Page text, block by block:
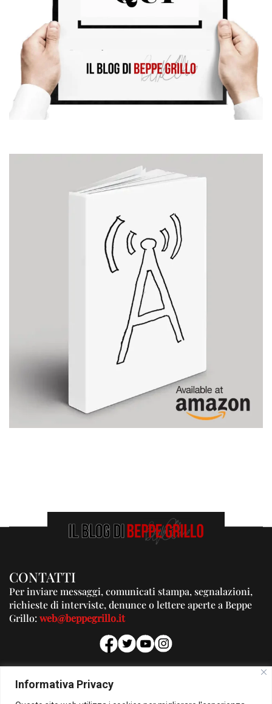
Informativa Privacy
CONTATTI
Per inviare messaggi, comunicati stampa, segnalazioni,
richieste di interviste, denunce o lettere aperte a Beppe
Grillo:web@beppegrillo.it
PUBBLICITA'
Per la tua pubblicità su questo Blog: